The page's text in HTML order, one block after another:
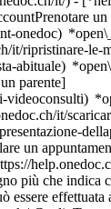
un
onedoc)
it/ripristinare-le-
abituale)
parente]
videoconsulti)
it/
www.onedoc.ch/it/aneurisma/zugo), [Arteriosclerosi | Aterosclerosi](https://www.onedoc.ch/it/arteriosclerosi-aterosclerosi/zugo), [Aritmia](https://www.onedoc.ch/it/aritmia/zugo), [Arterite](https://www.onedoc.ch/it/arterite/zugo), [Ecografia cardiaca](https://www.onedoc.ch/it/ecografia-cardiaca/zugo), [Test da sforzo | Ergometria](https://www.onedoc.ch/it/test-da-sforzo-ergometria/zugo), [Ipertensione arteriosa](https://www.onedoc.ch/it/ipertensione-arteriosa/zugo), [Misure a lungo termine della pressione sanguigna | Monitoraggio della pressione sanguigna 24 ore](https://www.onedoc.ch/it/misure-a-lungo-termine-della-pressione-sanguigna-monitoraggio-della-pressione-sanguigna-24-ore/zugo)Vedi di più [![Amavita Zug, farmacia a Zugo](https://assets.onedoc.ch/images/entities/f94ba000a19af11a4e6caf3272aee7df2b3c5f08670b21de63ccedf127bf7554-small.png "Amavita Zug, farmacia a Zugo")](https://www.onedoc.ch/it/farmacia/zugo/e2fr/